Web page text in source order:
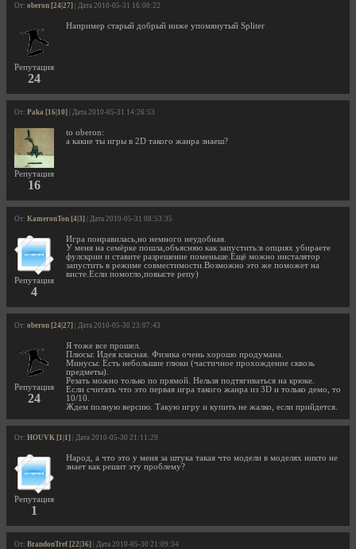
От: oberon [24|27] | Дата 2010-05-31 16:00:22
Репутация
24
Например старый добрый ниже упомянутый Spliter
От: Paka [16|10] | Дата 2010-05-31 14:26:53
Репутация
16
to oberon:
а какие ты игры в 2D такого жанра знаеш?
От: KameronTon [4|3] | Дата 2010-05-31 08:53:35
Репутация
4
Игра понравилась,но немного неудобная.
У меня на семёрке пошла,объясняю как запустить:в опциях убираете
фулскрин и ставите разрешение поменьше.Ещё можно инсталятор
запустить в режиме совместимости.Возможно это же поможет на
висте.Если помогло,повысте репу)
От: oberon [24|27] | Дата 2010-05-30 23:07:43
Репутация
24
Я тоже все прошел.
Плюсы: Идея класная. Физика очень хорошо продумана.
Минусы: Есть небольшие глюки (частичное прохождение сквозь
предметы).
Резать можно только по прямой. Нельзя подтягиваться на крюке.
Если считать что это первая игра такого жанра из 3D и только демо, то
10/10.
Ждем полную версию. Такую игру и купить не жалко, если прийдется.
От: HOUVK [1|1] | Дата 2010-05-30 21:11:29
Репутация
1
Народ, а что это у меня за штука такая что модели в моделях никто не
знает как решит эту проблему?
От: BrandonTref [22|36] | Дата 2010-05-30 21:09:34